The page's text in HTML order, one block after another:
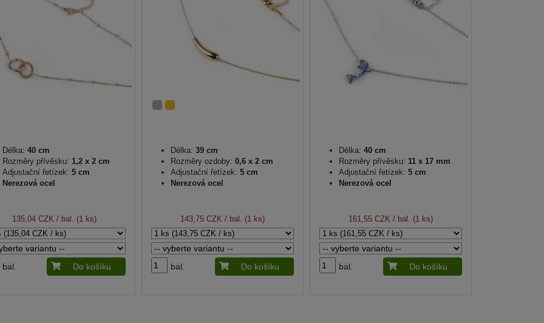
Délka: 40 cm
Rozměry přívěsku: 1,2 x 2 cm
Adjustační řetízek: 5 cm
Nerezová ocel
135,04 CZK / bal. (1 ks)
bal. Do košíku
Délka: 39 cm
Rozměry ozdoby: 0,6 x 2 cm
Adjustační řetízek: 5 cm
Nerezová ocel
143,75 CZK / bal. (1 ks)
bal. Do košíku
Délka: 40 cm
Rozměry přívěsku: 11 x 17 mm
Adjustační řetízek: 5 cm
Nerezová ocel
161,55 CZK / bal. (1 ks)
bal. Do košíku